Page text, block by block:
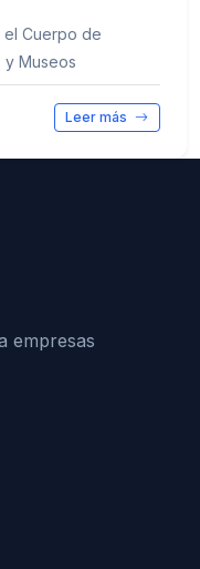
el Cuerpo de
y Museos
Leer más
empresas